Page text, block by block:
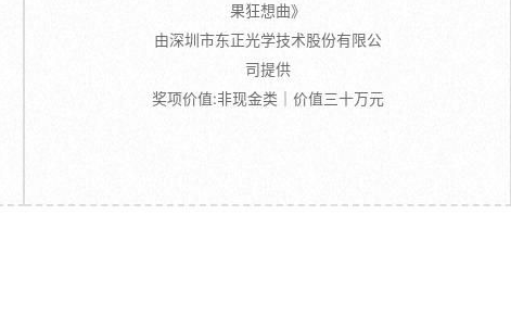
果狂想曲》
由深圳市东正光学技术股份有限公
司提供
奖项价值:非现金类｜价值三十万元